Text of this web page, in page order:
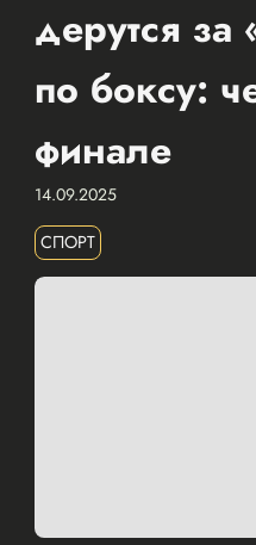
дерутся
по боксу:
финале
14.09.2025
СПОРТ